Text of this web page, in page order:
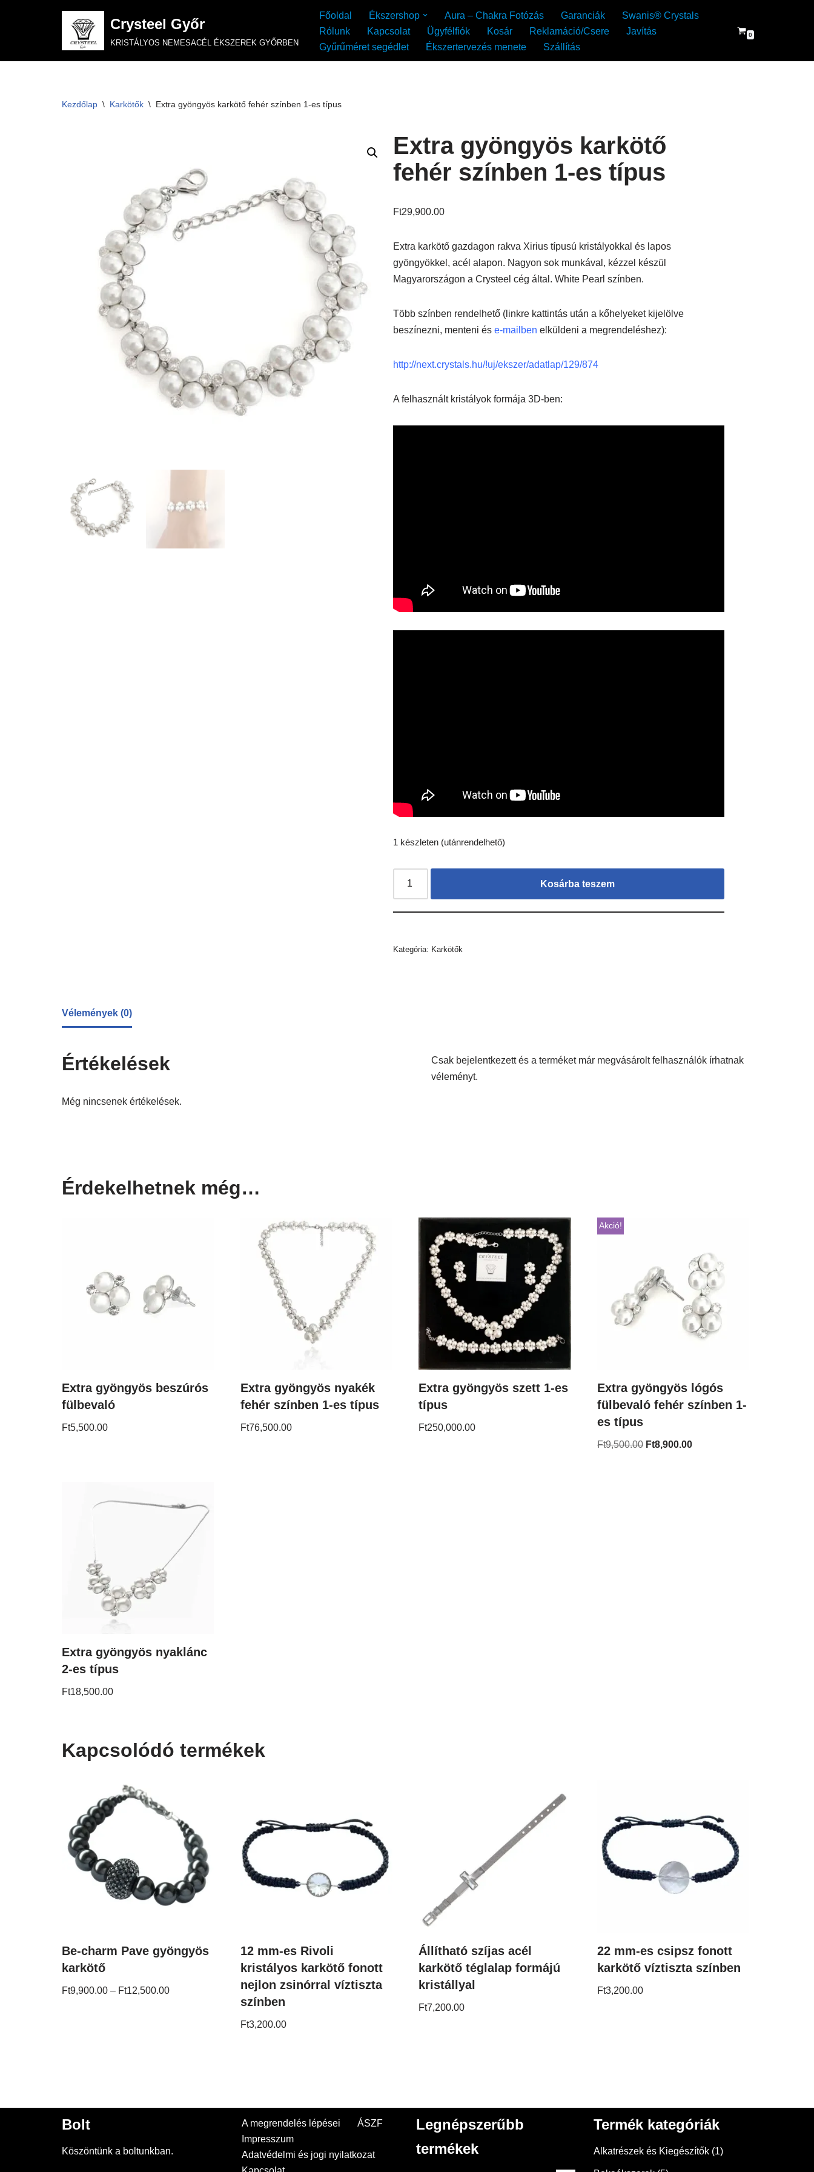
Crysteel Győr
KRISTÁLYOS NEMESACÉL ÉKSZEREK GYŐRBEN
Főoldal Ékszershop Aura – Chakra Fotózás Garanciák
Swanis® Crystals
Rólunk
Kapcsolat Ügyfélfiók Kosár Reklamáció/Csere
Javítás
Gyűrűméret segédlet
Ékszertervezés menete Szállítás
0
Kezdőlap \ Karkötők \ Extra gyöngyös karkötő fehér színben 1-es típus
Extra gyöngyös karkötő
fehér színben 1-es típus
Ft29,900.00
Extra karkötő gazdagon rakva Xirius típusú kristályokkal és lapos
gyöngyökkel, acél alapon. Nagyon sok munkával, kézzel készül
Magyarországon a Crysteel cég által. White Pearl színben.
Több színben rendelhető (linkre kattintás után a kőhelyeket kijelölve
beszínezni, menteni ése-mailben elküldeni a megrendeléshez):
http://next.crystals.hu/!uj/ekszer/adatlap/129/874
A felhasznált kristályok formája 3D-ben:
1 készleten (utánrendelhető)
Kosárba teszem
Kategória: Karkötők
Vélemények (0)
Értékelések
Még nincsenek értékelések.
Csak bejelentkezett és a terméket már megvásárolt felhasználók írhatnak
véleményt.
Érdekelhetnek még…
Extra gyöngyös beszúrós
fülbevaló
Ft5,500.00
Extra gyöngyös nyakék
fehér színben 1-es típus
Ft76,500.00
Extra gyöngyös szett 1-es
típus
Ft250,000.00
Akció!
Extra gyöngyös lógós
fülbevaló fehér színben 1-
es típus
Ft9,500.00 Ft8,900.00
Extra gyöngyös nyaklánc
2-es típus
Ft18,500.00
Kapcsolódó termékek
Be-charm Pave gyöngyös
karkötő
Ft9,900.00 – Ft12,500.00
12 mm-es Rivoli
kristályos karkötő fonott
nejlon zsinórral víztiszta
színben
Ft3,200.00
Állítható szíjas acél
karkötő téglalap formájú
kristállyal
Ft7,200.00
22 mm-es csipsz fonott
karkötő víztiszta színben
Ft3,200.00
Bolt
Köszöntünk a boltunkban.
A megrendelés lépései
ÁSZF
Impresszum
Adatvédelmi és jogi nyilatkozat
Legnépszerűbb
termékek
Termék kategóriák
Alkatrészek és Kiegészítők (1)